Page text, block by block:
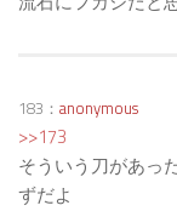
183： anonymous
>>173
そういう刀があっ
ずだよ